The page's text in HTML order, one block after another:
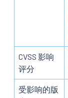
CVSS 影响
评分
受影响的版